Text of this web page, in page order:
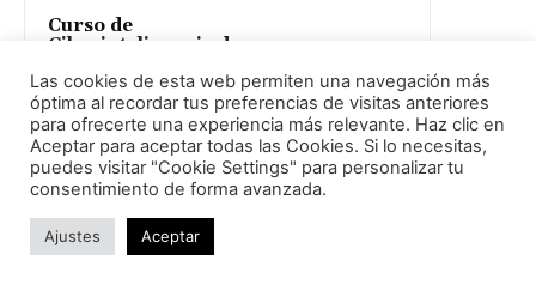
Curso de
Ciberinteligencia de
Curso de Introducción al
Bitcoin
Las cookies de esta web permiten una navegación más
óptima al recordar tus preferencias de visitas anteriores
para ofrecerte una experiencia más relevante. Haz clic en
Aceptar para aceptar todas las Cookies. Si lo necesitas,
puedes visitar "Cookie Settings" para personalizar tu
consentimiento de forma avanzada.
Ajustes Aceptar